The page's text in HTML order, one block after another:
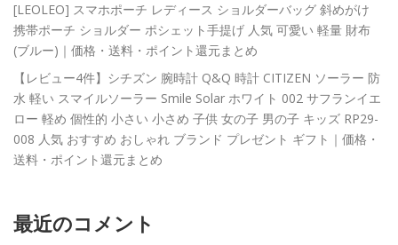
[LEOLEO] スマホポーチ レディース ショルダーバッグ 斜めがけ
携帯ポーチ ショルダー ポシェット手提げ 人気 可愛い 軽量 財布
(ブルー)｜価格・送料・ポイント還元まとめ
【レビュー4件】シチズン 腕時計 Q&Q 時計 CITIZEN ソーラー 防
水 軽い スマイルソーラー Smile Solar ホワイト 002 サフランイエ
ロー 軽め 個性的 小さい 小さめ 子供 女の子 男の子 キッズ RP29-
008 人気 おすすめ おしゃれ ブランド プレゼント ギフト｜価格・
送料・ポイント還元まとめ
最近のコメント